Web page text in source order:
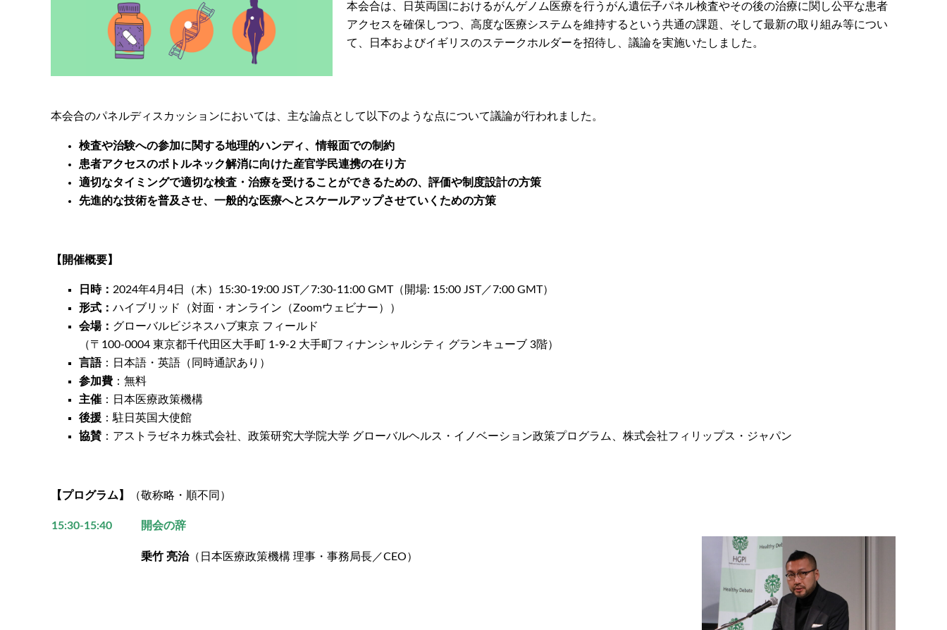
本会合は、日英両国におけるがんゲノム医療を行うがん遺伝子パネル検査やその後の治療に関し公平な患者
アクセスを確保しつつ、高度な医療システムを維持するという共通の課題、そして最新の取り組み等につい
て、日本およびイギリスのステークホルダーを招待し、議論を実施いたしました。
本会合のパネルディスカッションにおいては、主な論点として以下のような点について議論が行われました。
検査や治験への参加に関する地理的ハンディ、情報面での制約
患者アクセスのボトルネック解消に向けた産官学民連携の在り方
適切なタイミングで適切な検査・治療を受けることができるための、評価や制度設計の方策
先進的な技術を普及させ、一般的な医療へとスケールアップさせていくための方策
【開催概要】
日時： 2024年4月4日（木）15:30-19:00 JST／7:30-11:00 GMT（開場: 15:00 JST／7:00 GMT）
形式： ハイブリッド（対面・オンライン（Zoomウェビナー））
会場： グローバルビジネスハブ東京 フィールド
（〒100-0004 東京都千代田区大手町 1-9-2 大手町フィナンシャルシティ グランキューブ 3階）
言語：日本語・英語（同時通訳あり）
参加費 ：無料
主催 ：日本医療政策機構
後援 ：駐日英国大使館
協賛 ：アストラゼネカ株式会社、政策研究大学院大学 グローバルヘルス・イノベーション政策プログラム、株式会社フィリップス・ジャパン
【プログラム】 （敬称略・順不同）
15:30-15:40 開会の辞
乗竹 亮治（日本医療政策機構 理事・事務局長／CEO）